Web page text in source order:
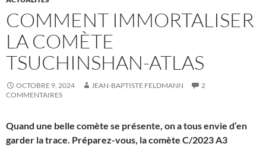
COMMENT IMMORTALISER
LA COMÈTE
TSUCHINSHAN-ATLAS
OCTOBRE 9, 2024 JEAN-BAPTISTE FELDMANN
2
COMMENTAIRES
Quand une belle comète se présente, on a tous envie d’en
garder la trace. Préparez-vous, la comète C/2023 A3